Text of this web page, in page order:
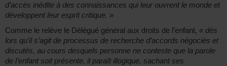
d’accès inédite à des connaissances qui leur ouvrent le monde et
développent leur esprit critique. »
Comme le relève le Délégué général aux droits de l’enfant, « dès
lors qu’il s’agit de processus de recherche d’accords négociés et
discutés, au cours desquels personne ne conteste que la parole
de l’enfant soit présente, il paraît illogique, sachant ses